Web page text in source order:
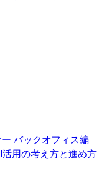
バックオフィス編
用の考え方と進め方